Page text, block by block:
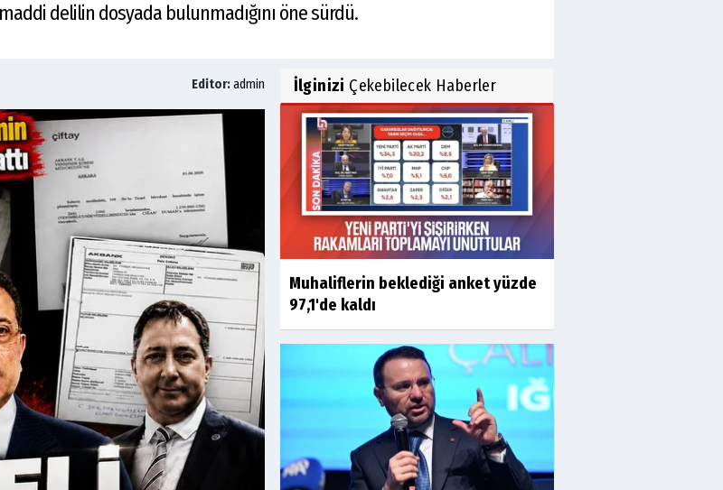
delilin dosyada bulunmadığını öne sürdü.
Editor:admin İlginizi Çekebilecek Haberler
Muhaliflerin beklediği anket yüzde
97,1'de kaldı